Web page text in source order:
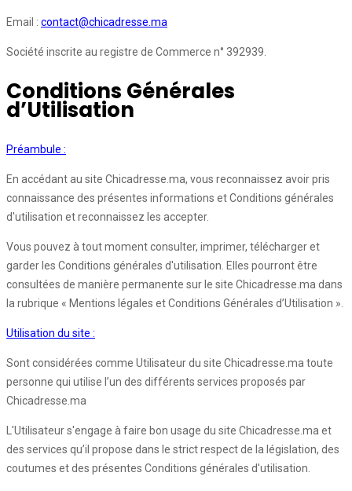
Email : contact@chicadresse.ma
Société inscrite au registre de Commerce n° 392939.
Conditions Générales
d’Utilisation
Préambule :
En accédant au site Chicadresse.ma, vous reconnaissez avoir pris
connaissance des présentes informations et Conditions générales
d'utilisation et reconnaissez les accepter.
Vous pouvez à tout moment consulter, imprimer, télécharger et
garder les Conditions générales d'utilisation. Elles pourront être
consultées de manière permanente sur le site Chicadresse.ma dans
la rubrique « Mentions légales et Conditions Générales d’Utilisation ».
Utilisation du site :
Sont considérées comme Utilisateur du site Chicadresse.ma toute
personne qui utilise l’un des différents services proposés par
Chicadresse.ma
L'Utilisateur s'engage à faire bon usage du site Chicadresse.ma et
des services qu’il propose dans le strict respect de la législation, des
coutumes et des présentes Conditions générales d'utilisation.